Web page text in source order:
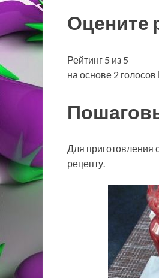
Оцените
Рейтинг 5 из 5
на основе 2
Для приготовления
рецепту.